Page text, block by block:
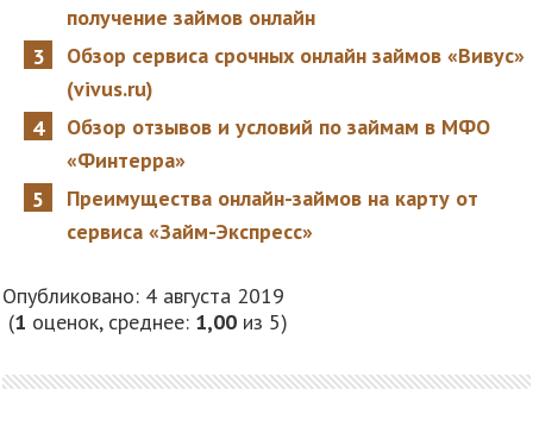
получение займов онлайн
Обзор сервиса срочных онлайн займов «Вивус»
(vivus.ru)
Обзор отзывов и условий по займам в МФО
«Финтерра»
Преимущества онлайн-займов на карту от
сервиса «Займ-Экспресс»
Опубликовано: 4 августа 2019
(1 оценок, среднее: 1,00 из 5)